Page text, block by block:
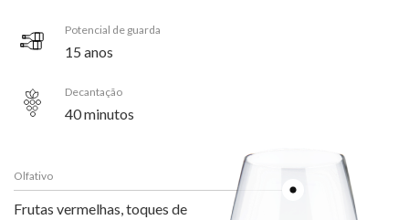
Potencial de guarda
15 anos
Decantação
40 minutos
Olfativo
Frutas vermelhas, toques de